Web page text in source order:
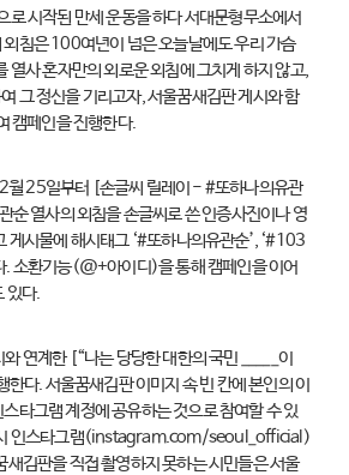
로 시작된 만세 운동을 하다 서대문형무소에서
침은 100여년이 넘은 오늘날에도 우리 가슴
열사 혼자만의 외로운 외침에 그치게 하지 않고,
그 정신을 기리고자, 서울꿈새김판 게시와 함
캠페인을 진행한다.
월 25일부터 [손글씨 릴레이 - #또하나의유관
순 열사의 외침을 손글씨로 쓴 인증사진이나 영
게시물에 해시태그 ‘#또하나의유관순’, ‘#103
. 소환기능(@+아이디)을 통해 캠페인을 이어
있다.
연계한 [“나는 당당한 대한의 국민 _____이
한다. 서울꿈새김판 이미지 속 빈 칸에 본인의 이
타그램 계정에 공유하는 것으로 참여할 수 있
시 인스타그램(instagram.com/seoul_official)
새김판을 직접 촬영하지 못하는 시민들은 서울